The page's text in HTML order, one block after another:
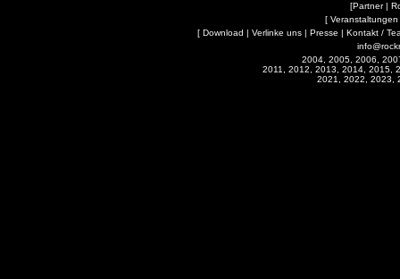
[Partner|
[ Veranstaltungen
[ Download | Verlinke uns | Presse | Kontakt /
2004, 2005, 2006,
2011, 2012, 2013, 2014, 2015,
2021, 2022, 2023,